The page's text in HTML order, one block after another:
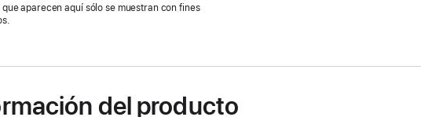
una
que aparecen aquí sólo se muestran con fines
del producto